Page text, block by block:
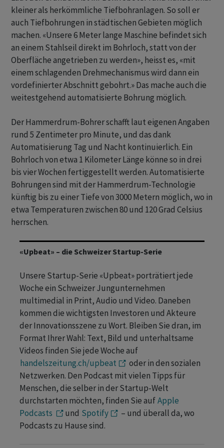
kleiner als herkömmliche Tiefbohranlagen. So soll er
auch Tiefbohrungen in städtischen Gebieten möglich
machen. «Unsere 6 Meter lange Maschine befindet sich
an einem Stahlseil direkt im Bohrloch, statt von der
Oberfläche angetrieben zu werden», heisst es, «mit
einem schlagenden Drehmechanismus wird dann ein
vordefinierter Abschnitt gebohrt.» Das mache auch die
weitestgehend automatisierte Bohrung möglich.
Der Hammerdrum-Bohrer schafft laut eigenen Angaben
rund 5 Zentimeter pro Minute, und das dank
Automatisierung Tag und Nacht kontinuierlich. Ein
Bohrloch von etwa 1 Kilometer Länge könne so in drei
bis vier Wochen fertiggestellt werden. Automatisierte
Bohrungen sind mit der Hammerdrum-Technologie
künftig bis zu einer Tiefe von 3000 Metern möglich, wo in
etwa Temperaturen zwischen 80 und 120 Grad Celsius
herrschen.
«Upbeat» – die Schweizer Startup-Serie
Unsere Startup-Serie «Upbeat» porträtiert jede
Woche ein Schweizer Jungunternehmen
multimedial in Print, Audio und Video. Daneben
kommen die wichtigsten Investoren und Akteure
der Innovationsszene zu Wort. Bleiben Sie dran, im
Format Ihrer Wahl: Text, Bild und unterhaltsame
Videos finden Sie jede Woche auf
handelszeitung.ch/upbeat
oder in den sozialen
Netzwerken. Den Podcast mit vielen Tipps für
Menschen, die selber in der Startup-Welt
durchstarten möchten, finden Sie aufApple
Podcasts
und Spotify
– und überall da, wo
Podcasts zu Hause sind.